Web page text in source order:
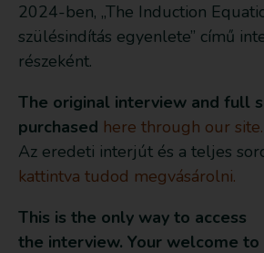
2024-ben, „The Induction
szülésindítás egyenlete” című
részeként.
The original interview and full
purchased here through our site.
Az eredeti interjút és a teljes
kattintva tudod megvásárolni.
This is the only way to access
the interview. Your welcome